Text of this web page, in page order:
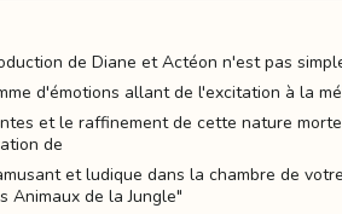
de Diane et Actéon n'est pas
d'émotions allant de l'excitation à la
et le raffinement de cette nature
de
et ludique dans la chambre de
Animaux de la Jungle"